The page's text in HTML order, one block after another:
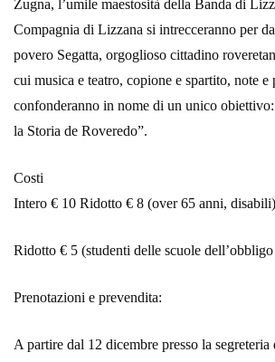
Zugna, l’umile maestosità della Banda di
Compagnia di Lizzana si intrecceranno per
povero Segatta, orgoglioso cittadino
cui musica e teatro, copione e spartito, note e
confonderanno in nome di un unico
la Storia de Roveredo”.
Costi
Intero € 10 Ridotto € 8 (over 65 anni, disabili)
Ridotto € 5 (studenti delle scuole
Prenotazioni e prevendita:
A partire dal 12 dicembre presso la